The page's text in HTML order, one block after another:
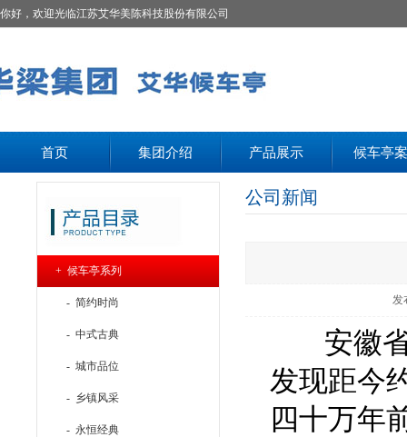
你好，欢迎光临江苏艾华美陈科技股份有限公司
首页 集团介绍 产品展示 候车亭
+ 候车亭系列
- 简约时尚
- 中式古典
- 城市品位
- 乡镇风采
- 永恒经典
公司新闻
发
安徽
发现距今
四十万年